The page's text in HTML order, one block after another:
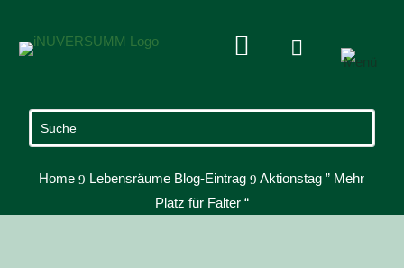
 
Home 9 Lebensräume Blog-Eintrag 9 Aktionstag ” Mehr
Platz für Falter “